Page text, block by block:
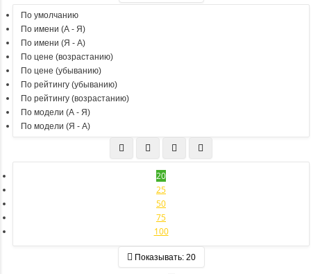
По умолчанию
По имени (A - Я)
По имени (Я - A)
По цене (возрастанию)
По цене (убыванию)
По рейтингу (убыванию)
По рейтингу (возрастанию)
По модели (A - Я)
По модели (Я - A)
20
25
50
75
100
Показывать: 20